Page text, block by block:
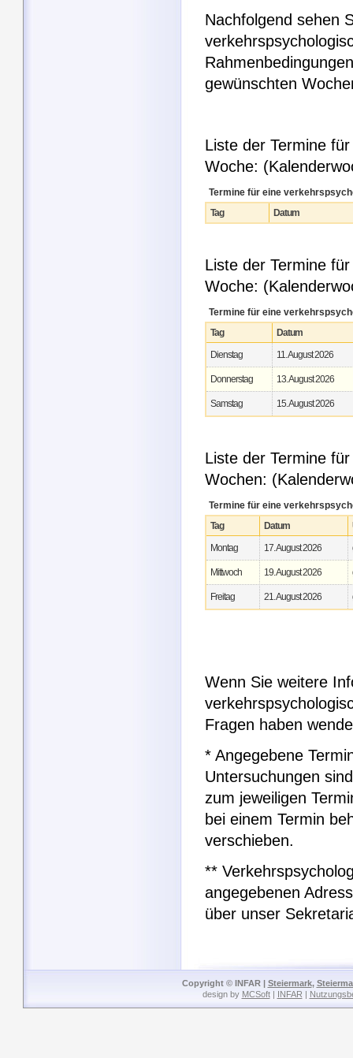
Nachfolgend sehen
gewünschten
Liste der Termine
Woche:
Termine für eine
Tag
Datum
Liste der Termine
Woche:
Termine für eine
Tag
Datum
Dienstag
11. August 2026
Donnerstag 13. August 2026
Samstag 15. August 2026
Liste der Termine
Wochen:
Termine für eine
Tag
Datum
Montag
17. August 2026
Mittwoch 19. August 2026
Freitag 21. August 2026
Wenn Sie weitere
Fragen haben
* Angegebene
Untersuchungen
zum jeweiligen
bei einem Termin
verschieben.
**
angegebenen
über unser
Copyright © INFAR | Steiermark,
design by MCSoft| INFAR |